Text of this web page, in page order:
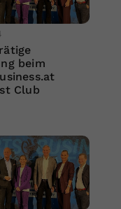
beim
Club